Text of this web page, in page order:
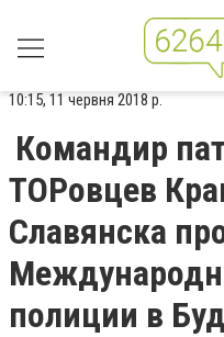
10:15, 11 червня 2018 р.
Командир
ТОРовцев
Славянска
полиции в